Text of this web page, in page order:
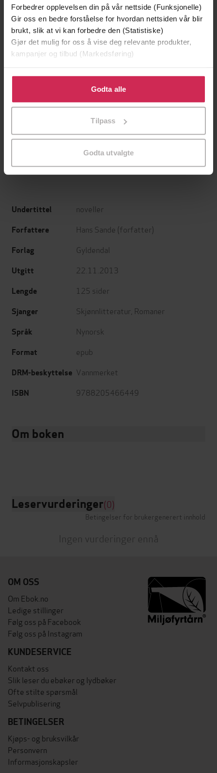
Forbedrer opplevelsen din på vår nettside (Funksjonelle)
Gir oss en bedre forståelse for hvordan nettsiden vår blir
brukt, slik at vi kan forbedre den (Statistiske)
Gjør det mulig for oss å vise deg relevante produkter,
kampanjer og tilbud (Markedsføring)
Klikk på «Godta alle» for å gi oss ditt samtykke til å
bruke cookies for alle disse formålene. Du kan også
tilpasse ditt samtykke til spesifikke formål ved å klikke
Godta alle
Tilpass
Godta utvalgte
Minnesota
Utskudd
Undertittel noveller
Forfattere Hans Sande (forfatter)
Forlag Gyldendal
Utgitt 22.11.2013
Lengde 125 sider
Sjanger Skjønnlitteratur Romaner
Språk Nynorsk
Format epub
DRM-beskyttelse Vannmerket
ISBN 9788205466449
Om boken
Leservurderinger(0)
Betingelser for brukergenerert innhold
Ingen vurderinger ennå
OM OSS
Om Ebok.no
Ledige stillinger
Følg oss på Facebook
Følg oss på Instagram
KUNDESERVICE
Kontakt oss
Slik leser du ebøker og lydbøker
Ofte stilte spørsmål
Selvpublisering
BETINGELSER
Kjøps- og bruksvilkår
Personvern
Informasjonskapsler